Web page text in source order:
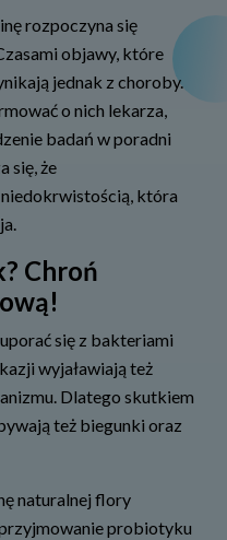
rozpoczyna się
objawy, które
jednak z choroby.
o nich lekarza,
badań w poradni
się, że
która
Chroń
się z bakteriami
wyjaławiają też
Dlatego skutkiem
też biegunki oraz
naturalnej flory
probiotyku